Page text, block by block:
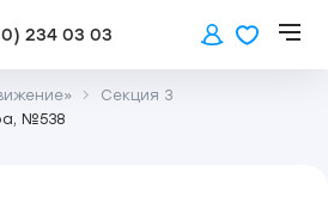
234 03 03
Секция 3
№538